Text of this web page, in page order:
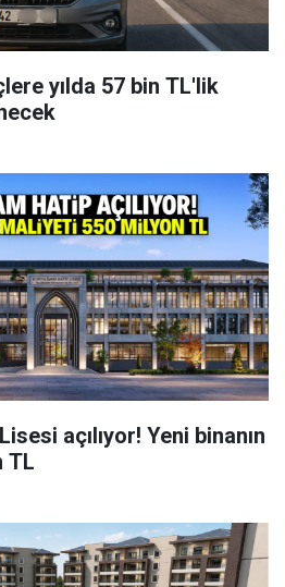
yılda 57 bin TL'lik
açılıyor! Yeni binanın
TL